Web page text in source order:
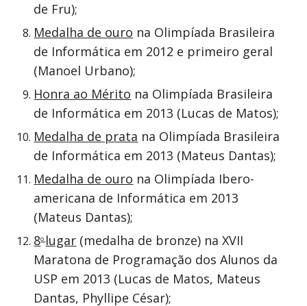
de Fru);
Medalha de ouro na Olimpíada Brasileira
de Informática em 2012 e primeiro geral
(Manoel Urbano);
Honra ao Mérito na Olimpíada Brasileira
de Informática em 2013 (Lucas de Matos);
Medalha de prata na Olimpíada Brasileira
de Informática em 2013 (Mateus Dantas);
Medalha de ouro na Olimpíada Ibero-
americana de Informática em 2013
(Mateus Dantas);
8olugar (medalha de bronze) na XVII
Maratona de Programação dos Alunos da
USP em 2013 (Lucas de Matos, Mateus
Dantas, Phyllipe César);